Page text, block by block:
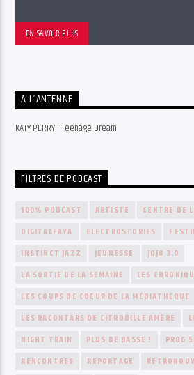
EN SAVOIR PLUS
A L’ANTENNE
KATY PERRY - Teenage Dream
FILTRES DE PODCAST
100% PODCAST ARTISTE CENTRE DE
DIGITALFAYA
ELECTROSTORIES
INSTINCT JAZZ
JEUNESSE
JOJO 3.0
LA SORTIE DE LA SEMAINE
LES
LES COUPS DE COEUR DE LA MÉDIATHÈQUE
LES RACONTARS DE CITROUILLE AMÈRE
NIGHT TRAIN
PLUS DE BASSE ! PROG
RENCONTRES
REPORTAGE